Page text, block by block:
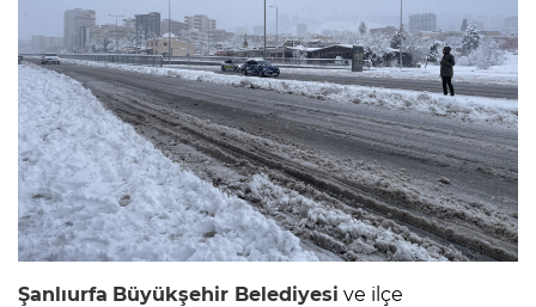
Şanlıurfa Büyükşehir Belediyesi ve ilçe